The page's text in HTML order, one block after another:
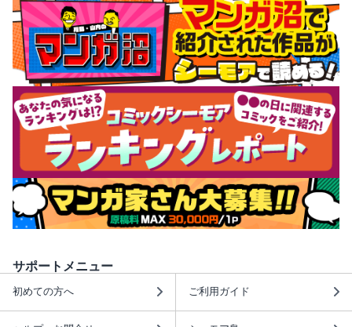
サポートメニュー
初めての方へ ご利用ガイド